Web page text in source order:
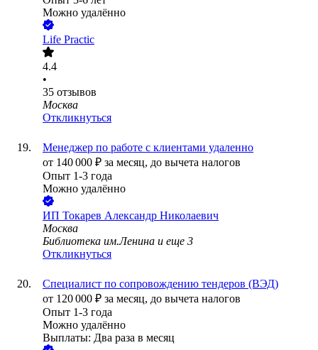
Можно удалённо
Life Practic
4.4
•
35 отзывов
Москва
Откликнуться
Менеджер по работе с клиентами удаленно
от 140 000 ₽ за месяц, до вычета налогов
Опыт 1-3 года
Можно удалённо
ИП Токарев Александр Николаевич
Москва
Библиотека им.Ленина и еще 3
Откликнуться
Специалист по сопровождению тендеров (ВЭД)
от 120 000 ₽ за месяц, до вычета налогов
Опыт 1-3 года
Можно удалённо
Выплаты: Два раза в месяц